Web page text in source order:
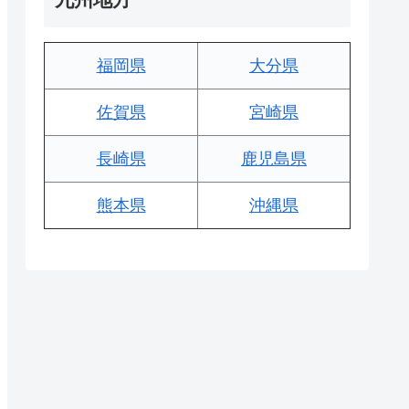
福岡県 大分県
佐賀県 宮崎県
長崎県 鹿児島県
熊本県 沖縄県